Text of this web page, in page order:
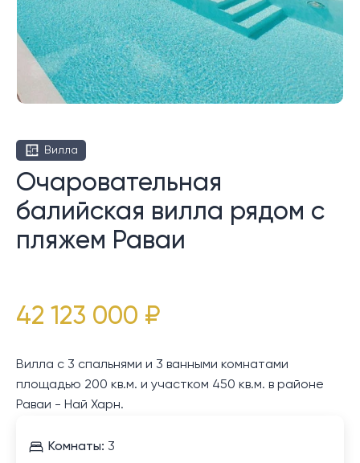
Вилла
Очаровательная
балийская вилла рядом с
пляжем Раваи
42 123 000 ₽
Вилла с 3 спальнями и 3 ванными комнатами
площадью 200 кв.м. и участком 450 кв.м. в районе
Раваи - Най Харн.
Комнаты: 3